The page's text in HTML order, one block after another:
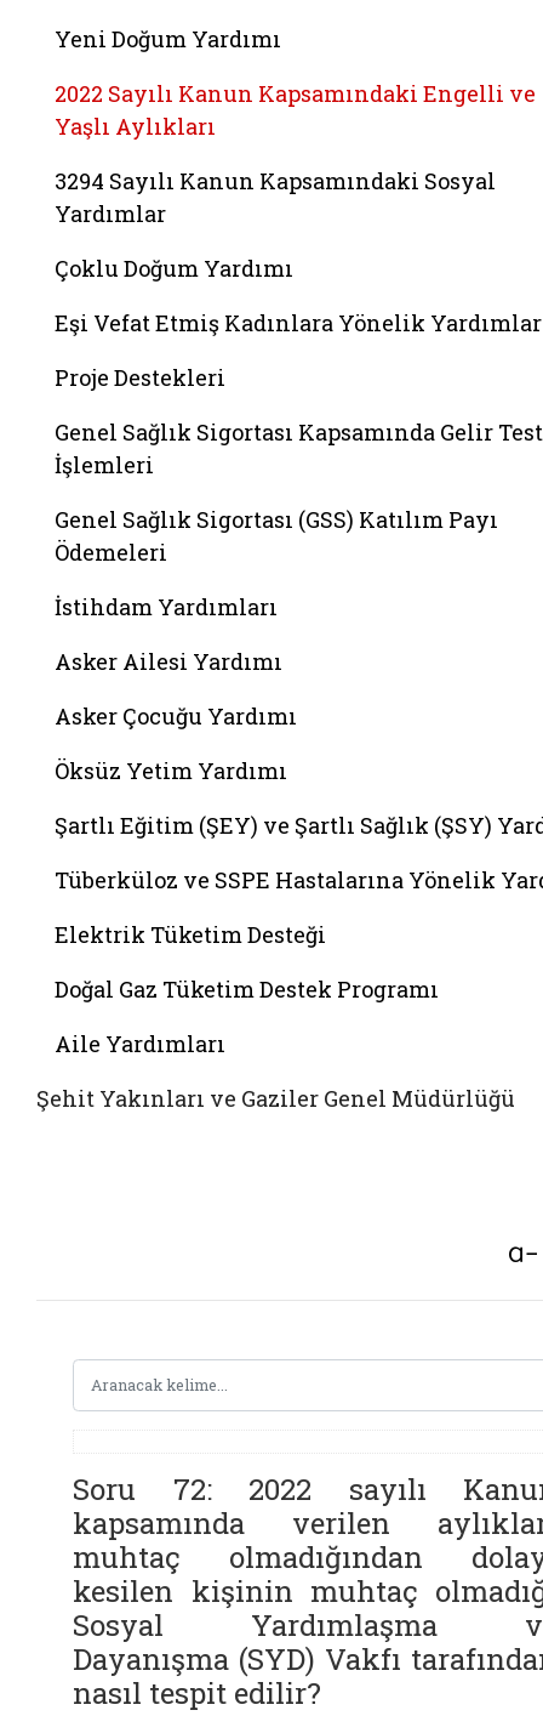
Yeni Doğum Yardımı
2022 Sayılı Kanun Kapsamındaki Engelli ve
Yaşlı Aylıkları
3294 Sayılı Kanun Kapsamındaki Sosyal
Yardımlar
Çoklu Doğum Yardımı
Eşi Vefat Etmiş Kadınlara Yönelik Yardımlar
Proje Destekleri
Genel Sağlık Sigortası Kapsamında Gelir
İşlemleri
Genel Sağlık Sigortası (GSS) Katılım Payı
Ödemeleri
İstihdam Yardımları
Asker Ailesi Yardımı
Asker Çocuğu Yardımı
Öksüz Yetim Yardımı
Şartlı Eğitim (ŞEY) ve Şartlı Sağlık (ŞSY)
Tüberküloz ve SSPE Hastalarına Yönelik
Elektrik Tüketim Desteği
Doğal Gaz Tüketim Destek Programı
Aile Yardımları
Şehit Yakınları ve Gaziler Genel Müdürlüğü
Soru 72: 2022 sayılı
kapsamında verilen
muhtaç olmadığından
kesilen kişinin muhtaç
Sosyal Yardımlaşma
Dayanışma (SYD) Vakfı
nasıl tespit edilir?